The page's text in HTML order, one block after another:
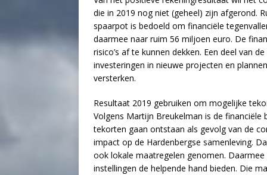
die in 2019 nog niet (geheel) zijn afgerond.
spaarpot is bedoeld om financiële
daarmee naar ruim 56 miljoen euro. De
risico’s af te kunnen dekken. Een deel van
investeringen in nieuwe projecten en
versterken.
Resultaat 2019 gebruiken om mogelijke
Volgens Martijn Breukelman is de
tekorten gaan ontstaan als gevolg van de
impact op de Hardenbergse samenleving.
ook lokale maatregelen genomen.
instellingen de helpende hand bieden. Die